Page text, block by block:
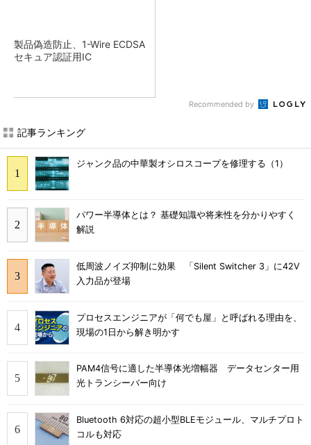
製品偽造防止、1-Wire ECDSA
セキュア認証用IC
Recommended by
記事ランキング
ジャンク品の中華製オシロスコープを修理する（1）
パワー半導体とは？ 基礎知識や将来性を分かりやすく
解説
低周波ノイズ抑制に効果 「Silent Switcher 3」に42V
入力品が登場
プロセスエンジニアが「何でも屋」と呼ばれる理由を、
現場の1日から解き明かす
PAM4信号に適した半導体光増幅器 データセンター用
光トランシーバー向け
Bluetooth 6対応の超小型BLEモジュール、マルチプロト
コルも対応